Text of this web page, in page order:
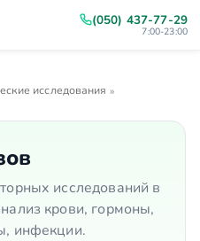
(050) 437-77-29
7:00-23:00
исследования »
исследований в
крови, гормоны,
инфекции.